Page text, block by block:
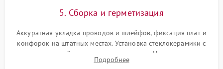
5. Сборка и герметизация
Аккуратная укладка проводов и шлейфов, фиксация плат и
конфорок на штатных местах. Установка стеклокерамики с
проверкой равномерности зазоров. Нанесение
термостойкого герметика или укладка уплотнительной
Подробнее